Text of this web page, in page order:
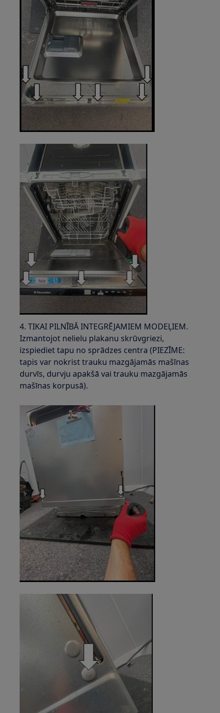
4. TIKAI PILNĪBĀ INTEGRĒJAMIEM MODEĻIEM.
Izmantojot nelielu plakanu skrūvgriezi,
izspiediet tapu no sprādzes centra (PIEZĪME:
tapis var nokrist trauku mazgājamās mašīnas
durvīs, durvju apakšā vai trauku mazgājamās
mašīnas korpusā).